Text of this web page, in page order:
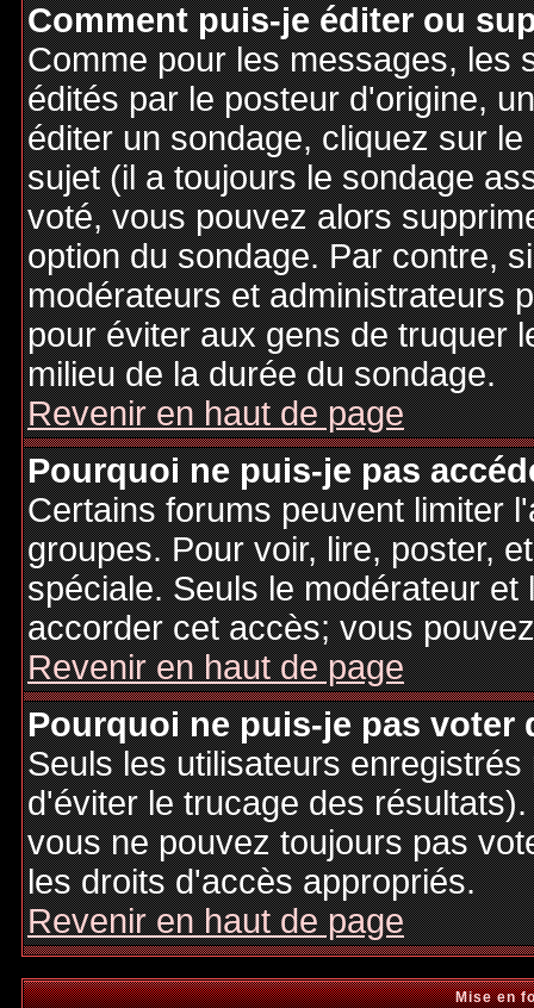
Comment puis-je éditer ou
Comme pour les messages, les
édités par le posteur d'origine,
éditer un sondage, cliquez sur
sujet (il a toujours le sondage
voté, vous pouvez alors
option du sondage. Par contre,
modérateurs et administrateurs
pour éviter aux gens de truquer
milieu de la durée du sondage.
Revenir en haut de page
Pourquoi ne puis-je pas
Certains forums peuvent limiter
groupes. Pour voir, lire, poster,
spéciale. Seuls le modérateur
accorder cet accès; vous
Revenir en haut de page
Pourquoi ne puis-je pas voter
Seuls les utilisateurs
d'éviter le trucage des
vous ne pouvez toujours pas
les droits d'accès appropriés.
Revenir en haut de page
Mise en